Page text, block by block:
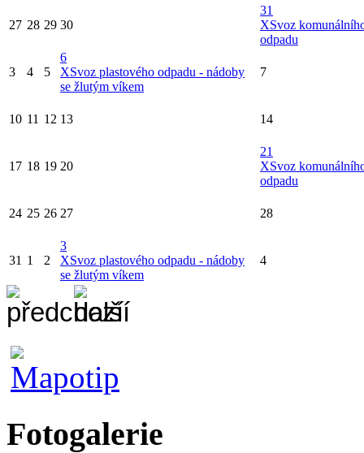
27 28 29 30
31
XSvoz
odpadu
3 4 5
6
XSvoz plastového odpadu - nádoby
se žlutým víkem
7
10 11 12 13 14
17 18 19 20
21
XSvoz
odpadu
24 25 26 27 28
31 1 2
3
XSvoz plastového odpadu - nádoby
se žlutým víkem
4
Fotogalerie